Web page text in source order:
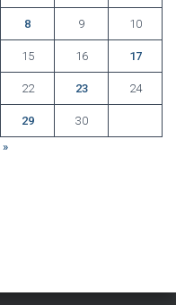
8 9 10
15 16 17
22 23 24
29
30
»